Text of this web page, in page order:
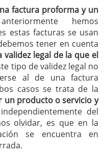
factura proforma y un
hemos
estas facturas se usan
tener en cuenta
legal de la que el
tipo de validez legal no
al de una factura
casos se trata de la
un producto o servicio y
del
olvidar, es que en la
se encuentra en